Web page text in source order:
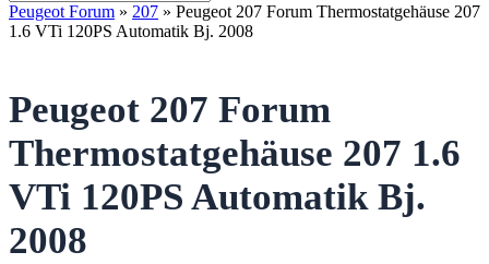
Peugeot Forum » 207 » Peugeot 207 Forum Thermostatgehäuse 207
1.6 VTi 120PS Automatik Bj. 2008
Peugeot 207 Forum
Thermostatgehäuse 207 1.6
VTi 120PS Automatik Bj.
2008